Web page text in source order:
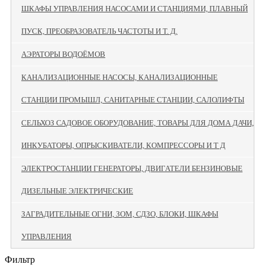
ШКАФЫ УПРАВЛЕНИЯ НАСОСАМИ И СТАНЦИЯМИ, ПЛАВНЫЙ
ПУСК, ПРЕОБРАЗОВАТЕЛЬ ЧАСТОТЫ И Т. Д.
АЭРАТОРЫ ВОДОЁМОВ
КАНАЛИЗАЦИОННЫЕ НАСОСЫ, КАНАЛИЗАЦИОННЫЕ
СТАНЦИИ ПРОМЫШЛ, САНИТАРНЫЕ СТАНЦИИ, САЛОЛИФТЫ
СЕЛЬХОЗ САДОВОЕ ОБОРУДОВАНИЕ, ТОВАРЫ ДЛЯ ДОМА ДАЧИ,
ИНКУБАТОРЫ, ОПРЫСКИВАТЕЛИ, КОМПРЕССОРЫ И Т Д
ЭЛЕКТРОСТАНЦИИ ГЕНЕРАТОРЫ, ДВИГАТЕЛИ БЕНЗИНОВЫЕ
ДИЗЕЛЬНЫЕ ЭЛЕКТРИЧЕСКИЕ
ЗАГРАДИТЕЛЬНЫЕ ОГНИ, ЗОМ, СДЗО, БЛОКИ, ШКАФЫ
УПРАВЛЕНИЯ
Фильтр